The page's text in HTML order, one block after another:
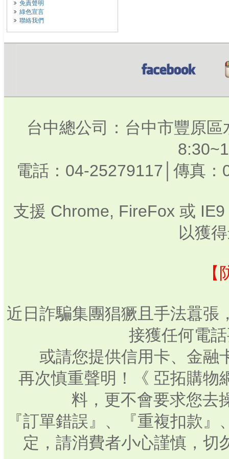
免責聲明
綠色宣言
聯絡我們
台中總公司：台中市豐原
電話：04-25279117│傳真
支援 Chrome, FireFox 或
以獲
近日詐騙集團猖獗且手法囂張
接獲任何電
或請您提供信用卡、金融
再次慎重聲明！《 亞拓購物
料，更不會要求您去
『訂單錯誤』、『重複扣款
定，請消費者小心謹慎，切